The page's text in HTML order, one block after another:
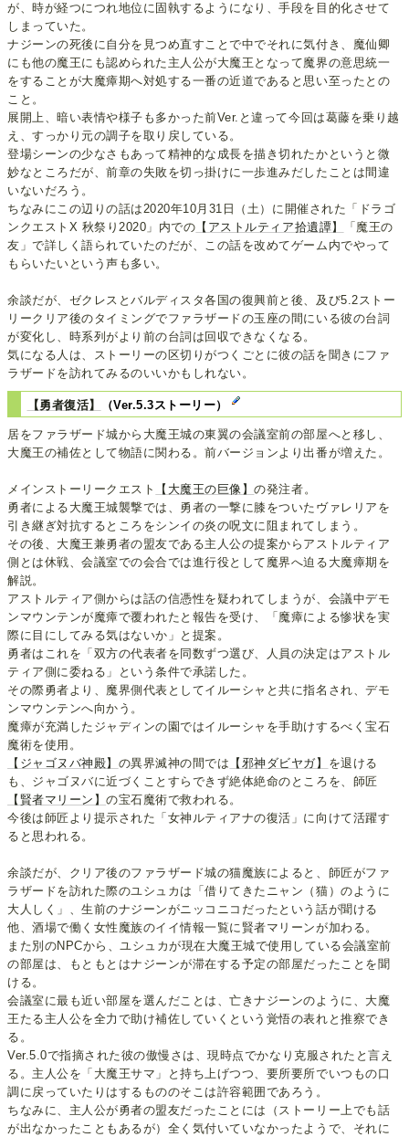
が、時が経つにつれ地位に固執するようになり、手段を目的化させて
しまっていた。
ナジーンの死後に自分を見つめ直すことで中でそれに気付き、魔仙卿
にも他の魔王にも認められた主人公が大魔王となって魔界の意思統一
をすることが大魔瘴期へ対処する一番の近道であると思い至ったとの
こと。
展開上、暗い表情や様子も多かった前Ver.と違って今回は葛藤を乗り越
え、すっかり元の調子を取り戻している。
登場シーンの少なさもあって精神的な成長を描き切れたかというと微
妙なところだが、前章の失敗を切っ掛けに一歩進みだしたことは間違
いないだろう。
ちなみにこの辺りの話は2020年10月31日（土）に開催された「ドラゴ
ンクエストX 秋祭り2020」内での 【アストルティア拾遺譚】
「魔王の
友」で詳しく語られていたのだが、この話を改めてゲーム内でやって
もらいたいという声も多い。
余談だが、ゼクレスとバルディスタ各国の復興前と後、及び5.2ストー
リークリア後のタイミングでファラザードの玉座の間にいる彼の台詞
が変化し、時系列がより前の台詞は回収できなくなる。
気になる人は、ストーリーの区切りがつくごとに彼の話を聞きにファ
ラザードを訪れてみるのいいかもしれない。
【勇者復活】 （Ver.5.3ストーリー）
居をファラザード城から大魔王城の東翼の会議室前の部屋へと移し、
大魔王の補佐として物語に関わる。前バージョンより出番が増えた。
メインストーリークエスト 【大魔王の巨像】の発注者。
勇者による大魔王城襲撃では、勇者の一撃に膝をついたヴァレリアを
引き継ぎ対抗するところをシンイの炎の呪文に阻まれてしまう。
その後、大魔王兼勇者の盟友である主人公の提案からアストルティア
側とは休戦、会議室での会合では進行役として魔界へ迫る大魔瘴期を
解説。
アストルティア側からは話の信憑性を疑われてしまうが、会議中デモ
ンマウンテンが魔瘴で覆われたと報告を受け、「魔瘴による惨状を実
際に目にしてみる気はないか」と提案。
勇者はこれを「双方の代表者を同数ずつ選び、人員の決定はアストル
ティア側に委ねる」という条件で承諾した。
その際勇者より、魔界側代表としてイルーシャと共に指名され、デモ
ンマウンテンへ向かう。
魔瘴が充満したジャディンの園ではイルーシャを手助けするべく宝石
魔術を使用。
【ジャゴヌバ神殿】 の異界滅神の間では 【邪神ダビヤガ】 を退ける
も、ジャゴヌバに近づくことすらできず絶体絶命のところを、師匠
【賢者マリーン】の宝石魔術で救われる。
今後は師匠より提示された「女神ルティアナの復活」に向けて活躍す
ると思われる。
余談だが、クリア後のファラザード城の猫魔族によると、師匠がファ
ラザードを訪れた際のユシュカは「借りてきたニャン（猫）のように
大人しく」、生前のナジーンがニッコニコだったという話が聞ける
他、酒場で働く女性魔族のイイ情報一覧に賢者マリーンが加わる。
また別のNPCから、ユシュカが現在大魔王城で使用している会議室前
の部屋は、もともとはナジーンが滞在する予定の部屋だったことを聞
ける。
会議室に最も近い部屋を選んだことは、亡きナジーンのように、大魔
王たる主人公を全力で助け補佐していくという覚悟の表れと推察でき
る。
Ver.5.0で指摘された彼の傲慢さは、現時点でかなり克服されたと言え
る。主人公を「大魔王サマ」と持ち上げつつ、要所要所でいつもの口
調に戻っていたりはするもののそこは許容範囲であろう。
ちなみに、主人公が勇者の盟友だったことには（ストーリー上でも話
が出なかったこともあるが）全く気付いていなかったようで、それに